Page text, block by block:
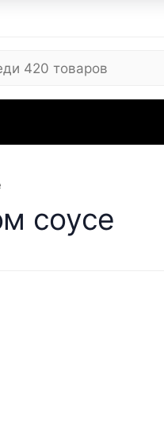
соусе